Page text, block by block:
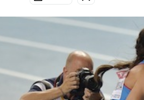
Altrecose